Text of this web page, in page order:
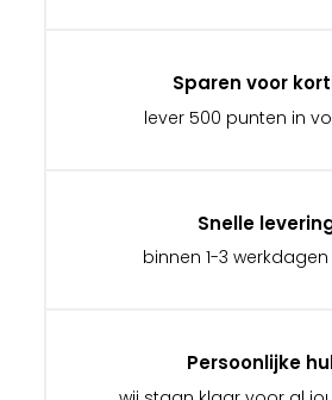
Sparen voor
lever 500 punten in
Snelle
binnen 1-3 werkdagen
Persoonlijke